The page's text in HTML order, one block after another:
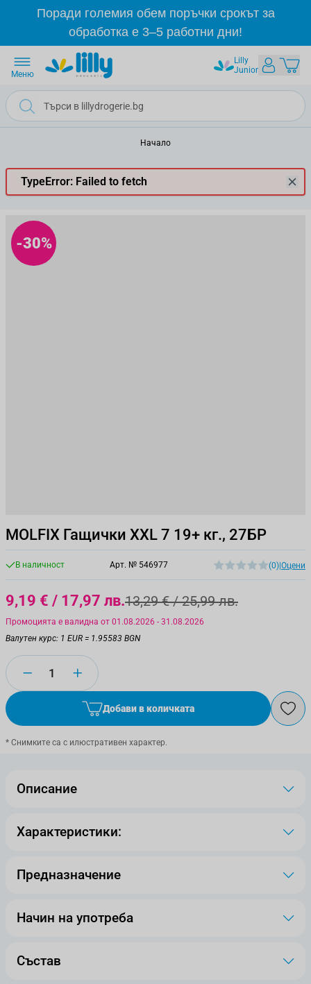
Прескачане към съдържанието
Поради големия обем поръчки срокът за
обработка е 3–5 работни дни!
Lilly
Junior
Меню
Начало
TypeError: Failed to fetch
-30%
MOLFIX Гащички XXL 7 19+ кг., 27БР
В наличност Арт. № 546977 (0) Оцени
9,19 € / 17,97 лв.13,29 € / 25,99 лв.
Промоцията е валидна от 01.08.2026 - 31.08.2026
Валутен курс: 1 EUR = 1.95583 BGN
Количество
Добави в количката
* Снимките са с илюстративен характер.
Описание
Характеристики:
Предназначение
Начин на употреба
Състав